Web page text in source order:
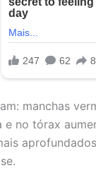
manchas
no tórax